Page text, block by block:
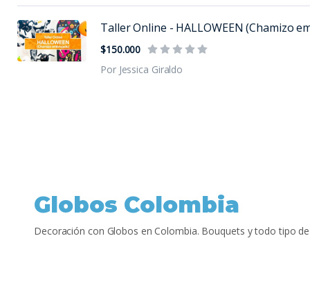
Taller Online - HALLOWEEN (Chamizo
$150.000
Por Jessica Giraldo
Globos Colombia
Decoración con Globos en Colombia. Bouquets y todo tipo